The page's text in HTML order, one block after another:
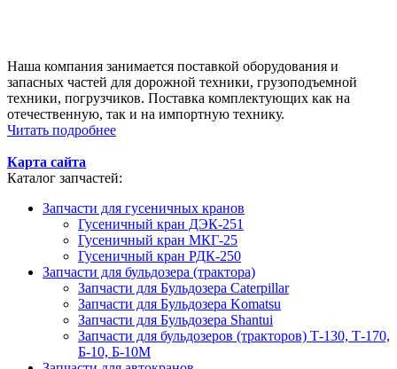
Наша компания занимается поставкой оборудования и
запасных частей для дорожной техники, грузоподъемной
техники, погрузчиков. Поставка комплектующих как на
отечественную, так и на импортную технику.
Читать подробнее
Карта сайта
Каталог запчастей:
Запчасти для гусеничных кранов
Гусеничный кран ДЭК-251
Гусеничный кран МКГ-25
Гусеничный кран РДК-250
Запчасти для бульдозера (трактора)
Запчасти для Бульдозера Caterpillar
Запчасти для Бульдозера Komatsu
Запчасти для Бульдозера Shantui
Запчасти для бульдозеров (тракторов) Т-130, Т-170,
Б-10, Б-10М